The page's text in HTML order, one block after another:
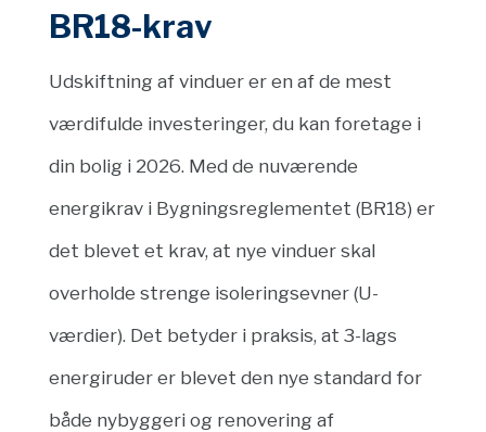
BR18-krav
Udskiftning af vinduer er en af de mest
værdifulde investeringer, du kan foretage i
din bolig i 2026. Med de nuværende
energikrav i Bygningsreglementet (BR18) er
det blevet et krav, at nye vinduer skal
overholde strenge isoleringsevner (U-
værdier). Det betyder i praksis, at 3-lags
energiruder er blevet den nye standard for
både nybyggeri og renovering af